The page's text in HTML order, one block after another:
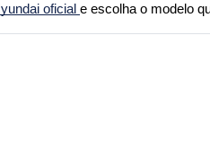
oficial e escolha o modelo